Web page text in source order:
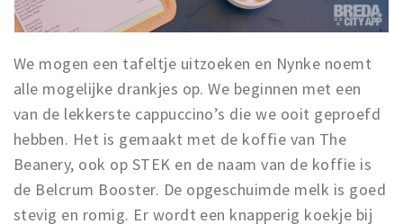
We mogen een tafeltje uitzoeken en Nynke noemt
alle mogelijke drankjes op. We beginnen met een
van de lekkerste cappuccino’s die we ooit geproefd
hebben. Het is gemaakt met de koffie van The
Beanery, ook op STEK en de naam van de koffie is
de Belcrum Booster. De opgeschuimde melk is goed
stevig en romig. Er wordt een knapperig koekje bij